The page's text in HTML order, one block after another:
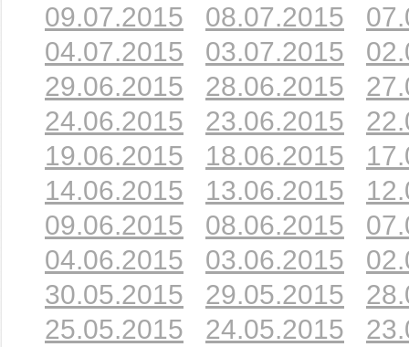
09.07.2015
08.07.2015
04.07.2015
03.07.2015
29.06.2015
28.06.2015
24.06.2015
23.06.2015
19.06.2015
18.06.2015
14.06.2015
13.06.2015
09.06.2015
08.06.2015
04.06.2015
03.06.2015
30.05.2015
29.05.2015
25.05.2015
24.05.2015